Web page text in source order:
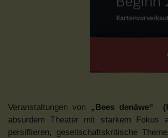
Veranstaltungen von „Bees denäwe“
absurdem Theater mit starkem Fokus
persiflieren, gesellschaftskritische